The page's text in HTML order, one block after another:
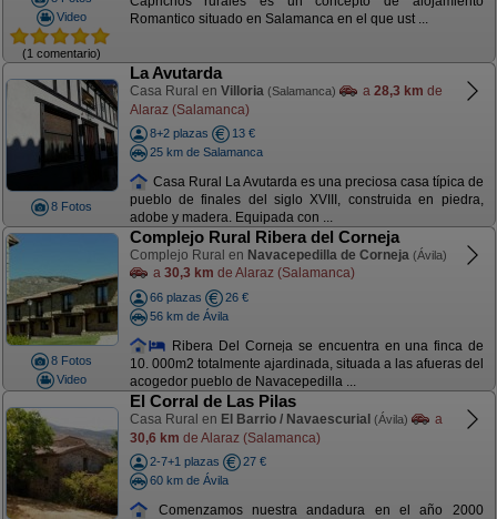
Video
(1 comentario)
Romantico situado en Salamanca en el que ust ...
8 Fotos
La Avutarda
Casa Rural en Villoria (Salamanca) a 28,3 km de
Alaraz (Salamanca)
8+2 plazas
13 €
25 km de Salamanca
Casa Rural La Avutarda es una preciosa casa típica de
pueblo de finales del siglo XVIII, construida en piedra,
adobe y madera. Equipada con ...
8 Fotos
Video
Complejo Rural Ribera del Corneja
Complejo Rural en Navacepedilla de Corneja (Ávila)
a 30,3 km de Alaraz (Salamanca)
66 plazas
26 €
56 km de Ávila
Ribera Del Corneja se encuentra en una finca de
10. 000m2 totalmente ajardinada, situada a las afueras del
acogedor pueblo de Navacepedilla ...
El Corral de Las Pilas
Casa Rural en El Barrio / Navaescurial (Ávila)
a
30,6 km de Alaraz (Salamanca)
2-7+1 plazas
27 €
60 km de Ávila
Comenzamos nuestra andadura en el año 2000